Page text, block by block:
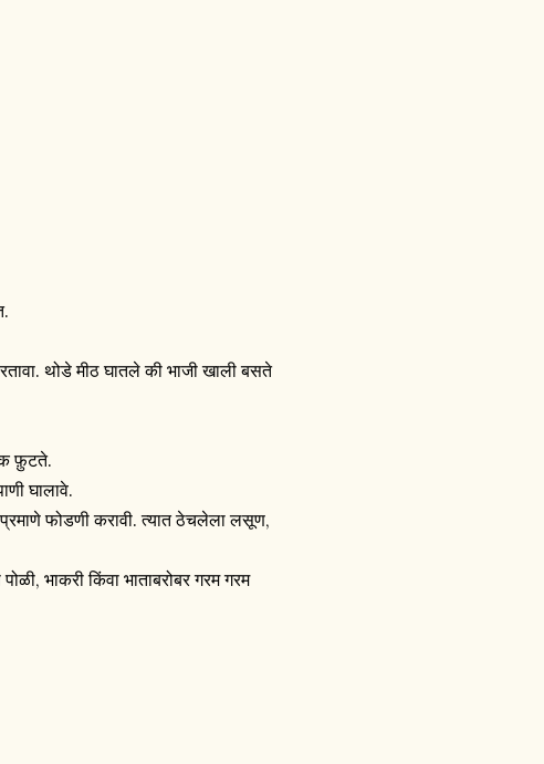
थोडे मीठ घातले की भाजी खाली बसते
फ़ुटते.
घालावे.
फोडणी करावी. त्यात ठेचलेला लसूण,
भाकरी किंवा भाताबरोबर गरम गरम